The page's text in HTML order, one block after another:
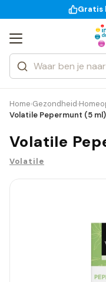
Gratis
Zoeken
Categorieën
Merken
Home›Gezondheid›
Volatile Pepermunt (5 ml)
Volatile
Volatile